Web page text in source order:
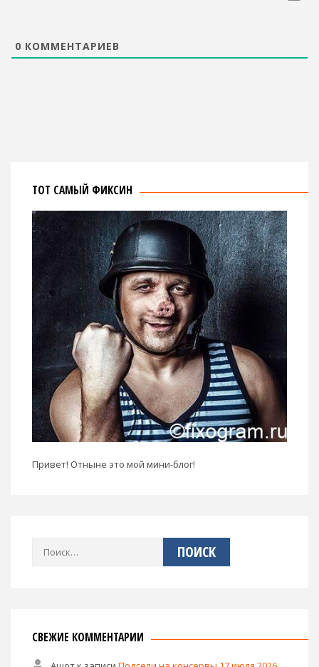
0 КОММЕНТАРИЕВ
ТОТ САМЫЙ ФИКСИН
Привет! Отныне это мой мини-блог!
Найти:
СВЕЖИЕ КОММЕНТАРИИ